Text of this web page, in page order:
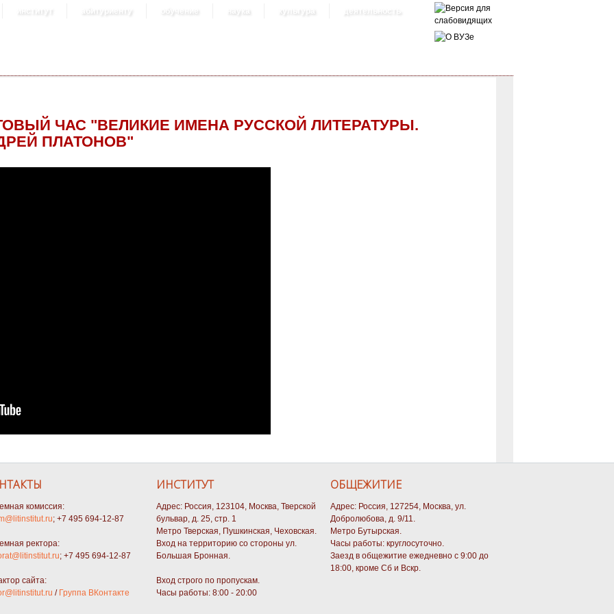
институт абитуриенту обучение наука культура деятельность
ЧАС "ВЕЛИКИЕ ИМЕНА РУССКОЙ ЛИТЕРАТУРЫ.
ПЛАТОНОВ"
комиссия:
; +7 495 694-12-87
ректора:
; +7 495 694-12-87
сайта:
/ Группа ВКонтакте
ИНСТИТУТ
Адрес: Россия, 123104, Москва, Тверской
бульвар, д. 25, стр. 1
Метро Тверская, Пушкинская, Чеховская.
Вход на территорию со стороны ул.
Большая Бронная.
Вход строго по пропускам.
Часы работы: 8:00 - 20:00
ОБЩЕЖИТИЕ
Адрес: Россия, 127254, Москва, ул.
Добролюбова, д. 9/11.
Метро Бутырская.
Часы работы: круглосуточно.
Заезд в общежитие ежедневно с 9:00 до
18:00, кроме Сб и Вскр.